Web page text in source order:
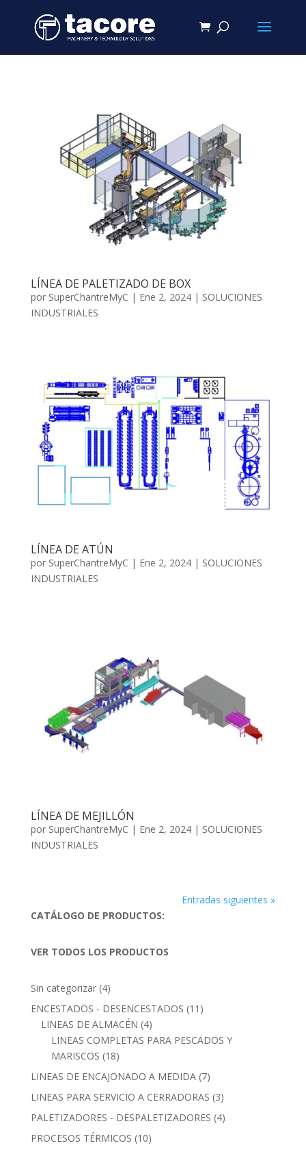
LÍNEA DE PALETIZADO DE BOX
por SuperChantreMyC | Ene 2, 2024| SOLUCIONES
INDUSTRIALES
LÍNEA DE ATÚN
por SuperChantreMyC | Ene 2, 2024| SOLUCIONES
INDUSTRIALES
LÍNEA DE MEJILLÓN
por SuperChantreMyC | Ene 2, 2024| SOLUCIONES
INDUSTRIALES
Entradas siguientes »
CATÁLOGO DE PRODUCTOS:
VER TODOS LOS PRODUCTOS
Sin categorizar 44
productos
ENCESTADOS - DESENCESTADOS 11 11
LINEAS DE ALMACÉN 44
productos
LINEAS COMPLETAS PARA PESCADOS Y
MARISCOS 1818
productos
LINEAS DE ENCAJONADO A MEDIDA 77
productos
LINEAS PARA SERVICIO A CERRADORAS 33
productos
PALETIZADORES - DESPALETIZADORES 44
PROCESOS TÉRMICOS 1010